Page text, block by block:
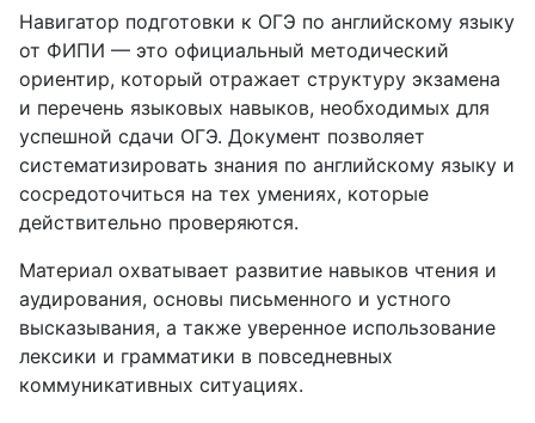
Навигатор подготовки к ОГЭ по английскому языку
от ФИПИ — это официальный методический
ориентир, который отражает структуру экзамена
и перечень языковых навыков, необходимых для
успешной сдачи ОГЭ. Документ позволяет
систематизировать знания по английскому языку и
сосредоточиться на тех умениях, которые
действительно проверяются.
Материал охватывает развитие навыков чтения и
аудирования, основы письменного и устного
высказывания, а также уверенное использование
лексики и грамматики в повседневных
коммуникативных ситуациях.